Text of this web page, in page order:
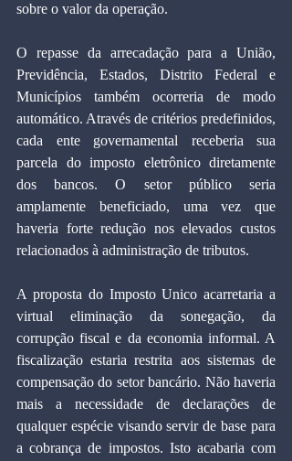
sobre o valor da operação.
O repasse da arrecadação para a União,
Previdência, Estados, Distrito Federal e
Municípios também ocorreria de modo
automático. Através de critérios predefinidos,
cada ente governamental receberia sua
parcela do imposto eletrônico diretamente
dos bancos. O setor público seria
amplamente beneficiado, uma vez que
haveria forte redução nos elevados custos
relacionados à administração de tributos.
A proposta do Imposto Unico acarretaria a
virtual eliminação da sonegação, da
corrupção fiscal e da economia informal. A
fiscalização estaria restrita aos sistemas de
compensação do setor bancário. Não haveria
mais a necessidade de declarações de
qualquer espécie visando servir de base para
a cobrança de impostos. Isto acabaria com